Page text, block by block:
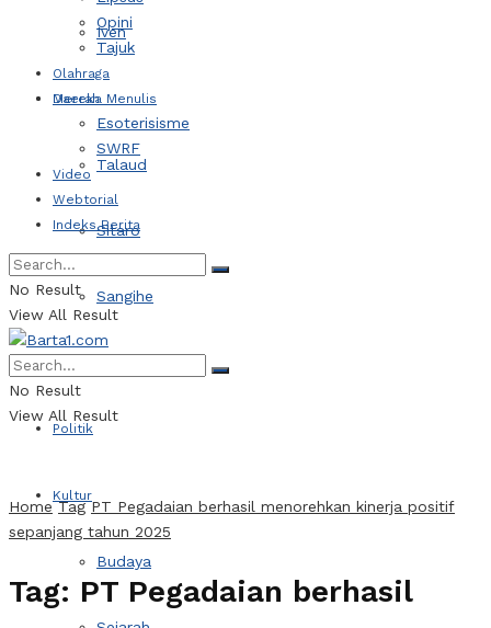
Iven
Daerah
Talaud
Sitaro
Sangihe
Politik
Kultur
Budaya
Opini
Tajuk
Olahraga
Mereka Menulis
Esoterisisme
SWRF
Video
Webtorial
Indeks Berita
No Result
View All Result
No Result
View All Result
Home Tag PT Pegadaian berhasil menorehkan kinerja positif
sepanjang tahun 2025
Tag: PT Pegadaian berhasil